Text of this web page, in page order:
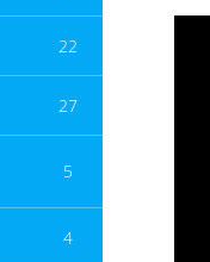
22
27
5
4